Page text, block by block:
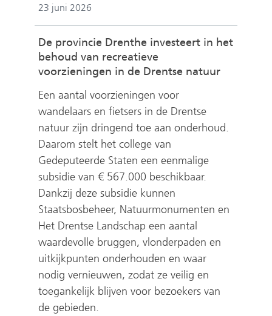
23 juni 2026
De provincie Drenthe investeert in het
behoud van recreatieve
voorzieningen in de Drentse natuur
Een aantal voorzieningen voor
wandelaars en fietsers in de Drentse
natuur zijn dringend toe aan onderhoud.
Daarom stelt het college van
Gedeputeerde Staten een eenmalige
subsidie van € 567.000 beschikbaar.
Dankzij deze subsidie kunnen
Staatsbosbeheer, Natuurmonumenten en
Het Drentse Landschap een aantal
waardevolle bruggen, vlonderpaden en
uitkijkpunten onderhouden en waar
nodig vernieuwen, zodat ze veilig en
toegankelijk blijven voor bezoekers van
de gebieden.